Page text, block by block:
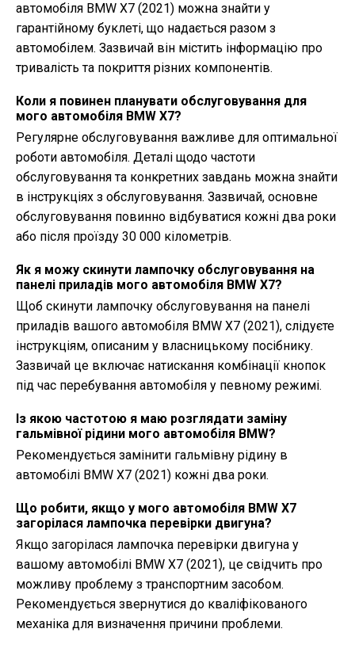
автомобіля BMW X7 (2021) можна знайти у
гарантійному буклеті, що надається разом з
автомобілем. Зазвичай він містить інформацію про
тривалість та покриття різних компонентів.
Коли я повинен планувати обслуговування для
мого автомобіля BMW X7?
Регулярне обслуговування важливе для оптимальної
роботи автомобіля. Деталі щодо частоти
обслуговування та конкретних завдань можна знайти
в інструкціях з обслуговування. Зазвичай, основне
обслуговування повинно відбуватися кожні два роки
або після проїзду 30 000 кілометрів.
Як я можу скинути лампочку обслуговування на
панелі приладів мого автомобіля BMW X7?
Щоб скинути лампочку обслуговування на панелі
приладів вашого автомобіля BMW X7 (2021), слідуєте
інструкціям, описаним у власницькому посібнику.
Зазвичай це включає натискання комбінації кнопок
під час перебування автомобіля у певному режимі.
Із якою частотою я маю розглядати заміну
гальмівної рідини мого автомобіля BMW?
Рекомендується замінити гальмівну рідину в
автомобілі BMW X7 (2021) кожні два роки.
Що робити, якщо у мого автомобіля BMW X7
загорілася лампочка перевірки двигуна?
Якщо загорілася лампочка перевірки двигуна у
вашому автомобілі BMW X7 (2021), це свідчить про
можливу проблему з транспортним засобом.
Рекомендується звернутися до кваліфікованого
механіка для визначення причини проблеми.